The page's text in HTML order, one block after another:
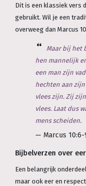
Dit is een klassiek vers
gebruikt. Wil je een
overweeg dan Marcus
Maar bij het
hen mannelijk
een man zijn
hechten aan
vlees zijn. Zij
vlees. Laat dus
mens scheiden.
— Marcus 10:6-
Bijbelverzen over
Een belangrijk
maar ook eer en